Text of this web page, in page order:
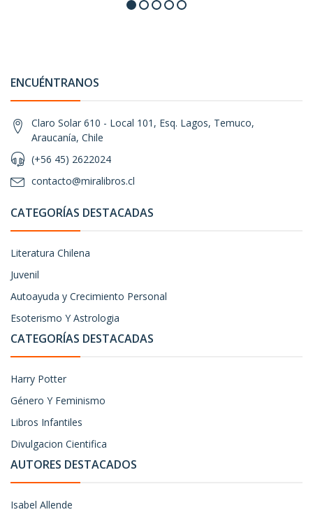
ENCUÉNTRANOS
Claro Solar 610 - Local 101, Esq. Lagos, Temuco,
Araucanía, Chile
(+56 45) 2622024
contacto@miralibros.cl
CATEGORÍAS DESTACADAS
Literatura Chilena
Juvenil
Autoayuda y Crecimiento Personal
Esoterismo Y Astrologia
CATEGORÍAS DESTACADAS
Harry Potter
Género Y Feminismo
Libros Infantiles
Divulgacion Cientifica
AUTORES DESTACADOS
Isabel Allende